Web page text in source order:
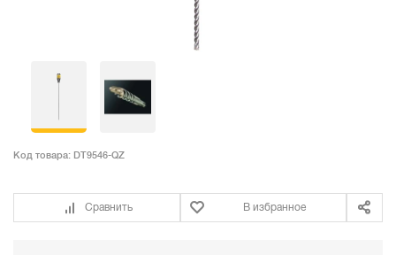
Код товара: DT9546-QZ
Сравнить В избранное